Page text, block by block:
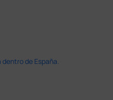
de España.